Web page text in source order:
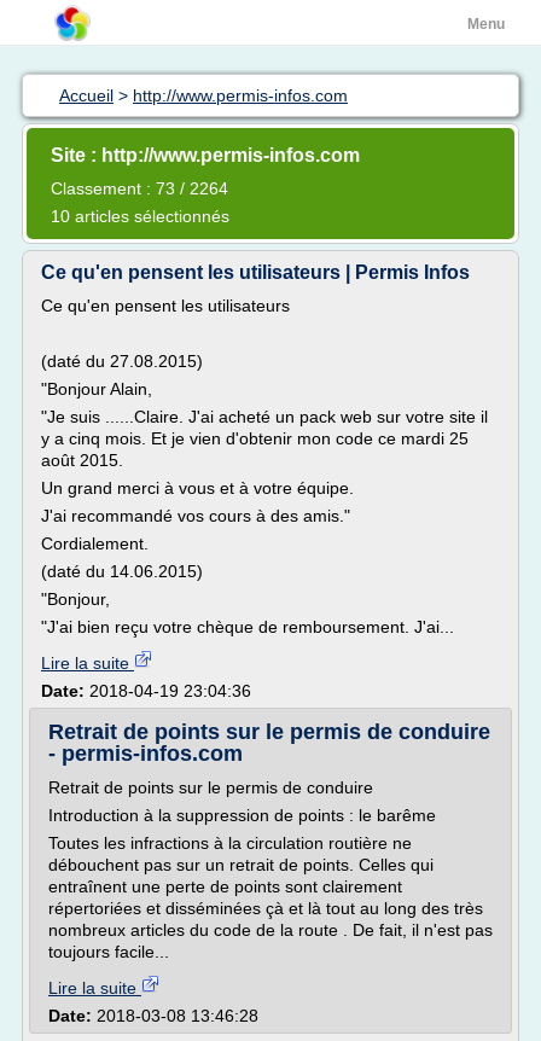
Menu
Accueil > http://www.permis-infos.com
Site : http://www.permis-infos.com
Classement : 73 / 2264
10 articles sélectionnés
Ce qu'en pensent les utilisateurs | Permis Infos
Ce qu'en pensent les utilisateurs
(daté du 27.08.2015)
"Bonjour Alain,
"Je suis ......Claire. J'ai acheté un pack web sur votre site il
y a cinq mois. Et je vien d'obtenir mon code ce mardi 25
août 2015.
Un grand merci à vous et à votre équipe.
J'ai recommandé vos cours à des amis."
Cordialement.
(daté du 14.06.2015)
"Bonjour,
"J'ai bien reçu votre chèque de remboursement. J'ai...
Lire la suite
Date: 2018-04-19 23:04:36
Retrait de points sur le permis de conduire
- permis-infos.com
Retrait de points sur le permis de conduire
Introduction à la suppression de points : le barême
Toutes les infractions à la circulation routière ne
débouchent pas sur un retrait de points. Celles qui
entraînent une perte de points sont clairement
répertoriées et disséminées çà et là tout au long des très
nombreux articles du code de la route . De fait, il n'est pas
toujours facile...
Lire la suite
Date: 2018-03-08 13:46:28